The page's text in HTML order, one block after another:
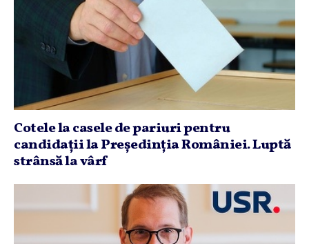
Cotele la casele de pariuri pentru
candidaţii la Preşedinţia României. Luptă
strânsă la vârf